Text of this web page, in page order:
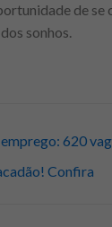
de
sonhos.
620
Confira